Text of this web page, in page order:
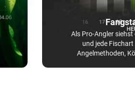
Als Pro-Angler
und jede
Angelmethoden,